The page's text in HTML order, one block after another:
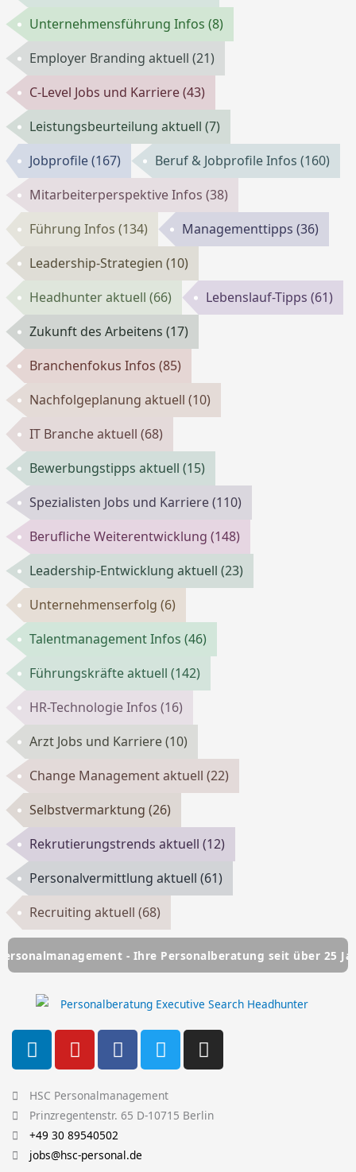
Unternehmensführung Infos(8)
Employer Branding aktuell(21)
C-Level Jobs und Karriere(43)
Leistungsbeurteilung aktuell(7)
Jobprofile(167) Beruf & Jobprofile Infos(160)
Mitarbeiterperspektive Infos(38)
Führung Infos(134) Managementtipps(36)
Leadership-Strategien(10)
Headhunter aktuell(66) Lebenslauf-Tipps(61)
Zukunft des Arbeitens(17)
Branchenfokus Infos(85)
Nachfolgeplanung aktuell(10)
IT Branche aktuell(68)
Bewerbungstipps aktuell(15)
Spezialisten Jobs und Karriere(110)
Berufliche Weiterentwicklung(148)
Leadership-Entwicklung aktuell(23)
Unternehmenserfolg(6)
Talentmanagement Infos(46)
Führungskräfte aktuell(142)
HR-Technologie Infos(16)
Arzt Jobs und Karriere(10)
Change Management aktuell(22)
Selbstvermarktung(26)
Rekrutierungstrends aktuell(12)
Personalvermittlung aktuell(61)
Recruiting aktuell(68)
- Ihre Personalberatung seit über 25 Jahren
L
i
n
k
e
d
i
Y
o
u
t
u
b
e
F
a
c
e
b
o
o
T
w
i
t
t
I
n
s
a
HSC Personalmanagement
Prinzregentenstr. 65 D-10715 Berlin
+49 30 89540502
jobs@hsc-personal.de